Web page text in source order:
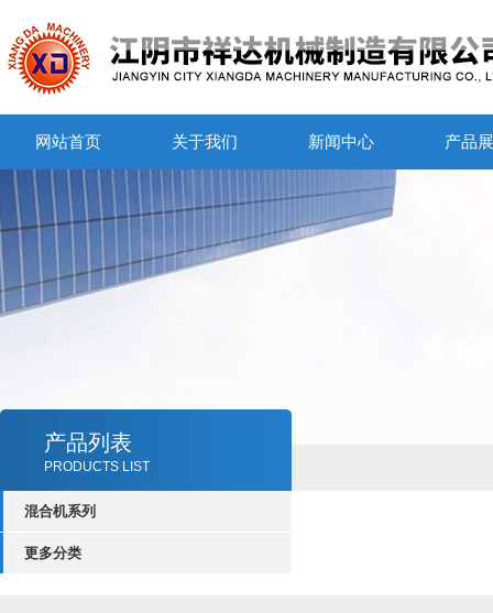
网站首页 关于我们 新闻中心 产品
产品列表
PRODUCTS LIST
混合机系列
更多分类